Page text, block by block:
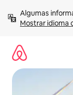
para
Mostrar idioma